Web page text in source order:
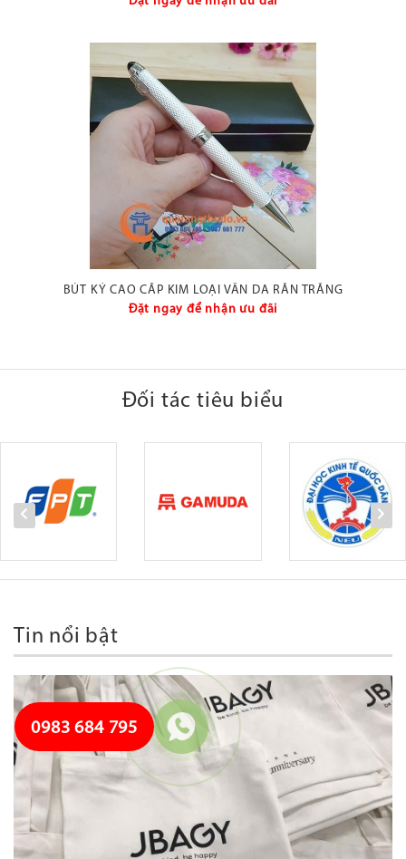
BÚT KÝ CAO CẤP KIM LOẠI VÂN DA RẮN TRẮNG
Đặt ngay để nhận ưu đãi
Đối tác tiêu biểu
Tin nổi bật
0983 684 795